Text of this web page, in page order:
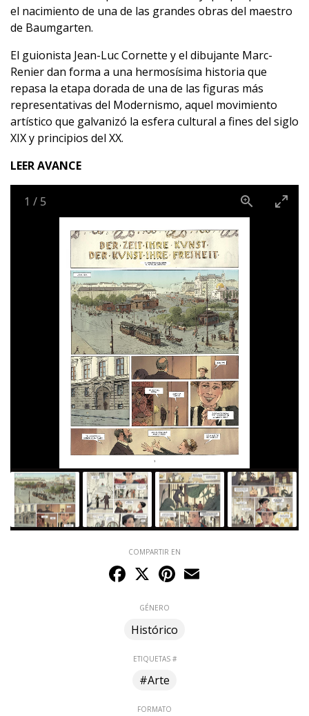
el nacimiento de una de las grandes obras del maestro
de Baumgarten.
El guionista Jean-Luc Cornette y el dibujante Marc-
Renier dan forma a una hermosísima historia que
repasa la etapa dorada de una de las figuras más
representativas del Modernismo, aquel movimiento
artístico que galvanizó la esfera cultural a fines del siglo
XIX y principios del XX.
LEER AVANCE
1 / 5
COMPARTIR EN
Facebook
X Pinterest
GÉNERO
Histórico
ETIQUETAS #
#Arte
FORMATO